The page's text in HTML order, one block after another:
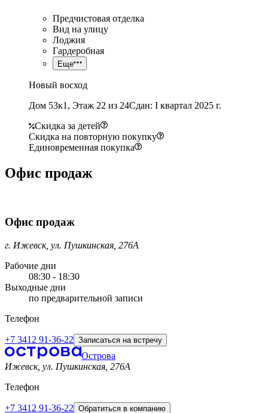
Предчистовая отделка
Вид на улицу
Лоджия
Гардеробная
Еще
Новый восход
Дом 53к1, Этаж 22 из 24Сдан: I квартал 2025 г.
Скидка за детей
Скидка на повторную покупку
Единовременная покупка
Офис продаж
Офис продаж
г. Ижевск, ул. Пушкинская, 276А
Рабочие дни
08:30 - 18:30
Выходные дни
по предварительной записи
Телефон
+7 3412 91-36-22 Записаться на встречу
Острова
Ижевск, ул. Пушкинская, 276A
Телефон
+7 3412 91-36-22 Обратиться в компанию